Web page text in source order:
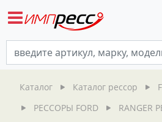
Каталог Каталог рессор
РЕССОРЫ FORD
RANGER